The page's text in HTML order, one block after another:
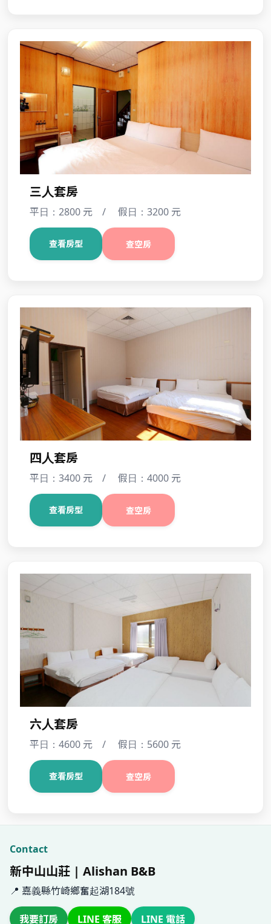
三人套房
平日：2800 元 / 假日：3200 元
查看房型 查空房
四人套房
平日：3400 元 / 假日：4000 元
查看房型 查空房
六人套房
平日：4600 元 / 假日：5600 元
查看房型 查空房
Contact
新中山山莊 | Alishan B&B
📍 嘉義縣竹崎鄉奮起湖184號
我要訂房 LINE 客服 LINE 電話